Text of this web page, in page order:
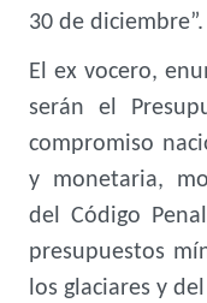
30 de diciembre”.
El ex vocero,
serán el
compromiso
y monetaria,
del Código
presupuestos
los glaciares y